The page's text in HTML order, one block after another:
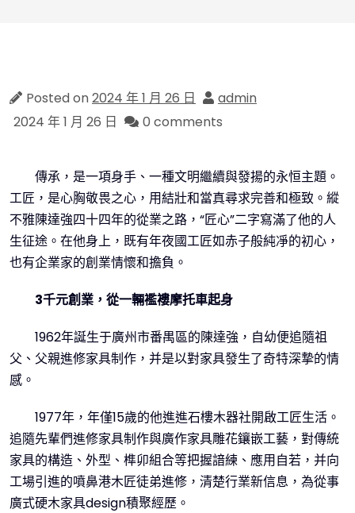
Posted on2024 年 1 月 26 日
admin
2024 年 1 月 26 日
0 comments
傳承，是一項身手、一種文明繼續與發揚的永恒主題。
工匠，是心胸敬畏之心，用結壯和當真尋求完善和極致。縱
不雅陳達強四十四年的從業之路，“匠心”二字寫滿了他的人
生征途。在他身上，既有年夜國工匠如赤子般純凈的初心，
也有企業家的創業情懷和擔負。
3千元創業，從一輛襤褸摩托車起身
1962年誕生于廣州市番禺區的陳達強，自幼便追隨祖
父、父親進修家具制作，并是以對家具發生了奇特深摯的情
感。
1977年，年僅15歲的他進進石樓木器社開啟工匠生活。
追隨先輩們進修家具制作與廣作家具雕花鑲嵌工藝，對傳統
家具的構造、外型、榫卯組合等把握諳練、應用自若，并向
工場引進的噴鼻港木匠徒弟進修，清楚行業新信息，為從事
廣式硬木家具design積聚經歷。